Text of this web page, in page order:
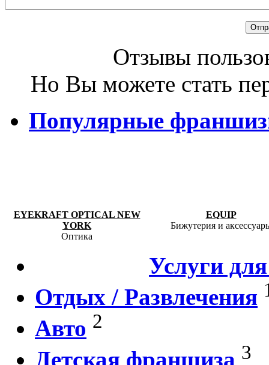
Отзывы
Но Вы можете стать
Популярные
EYEKRAFT OPTICAL NEW
YORK
Оптика
EQUIP
Бижутерия и
Услуги
Отдых / Развлечения
Авто 2
Детская франшиза 3